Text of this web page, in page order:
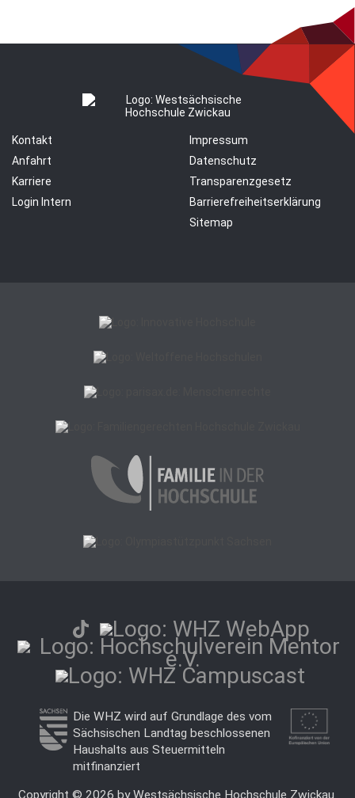
Kontakt
Anfahrt
Karriere
Login Intern
Impressum
Datenschutz
Transparenzgesetz
Barrierefreiheitserklärung
Sitemap
Die WHZ wird auf Grundlage des vom
Sächsischen Landtag beschlossenen
Haushalts aus Steuermitteln
mitfinanziert
Copyright © 2026 by Westsächsische Hochschule Zwickau.